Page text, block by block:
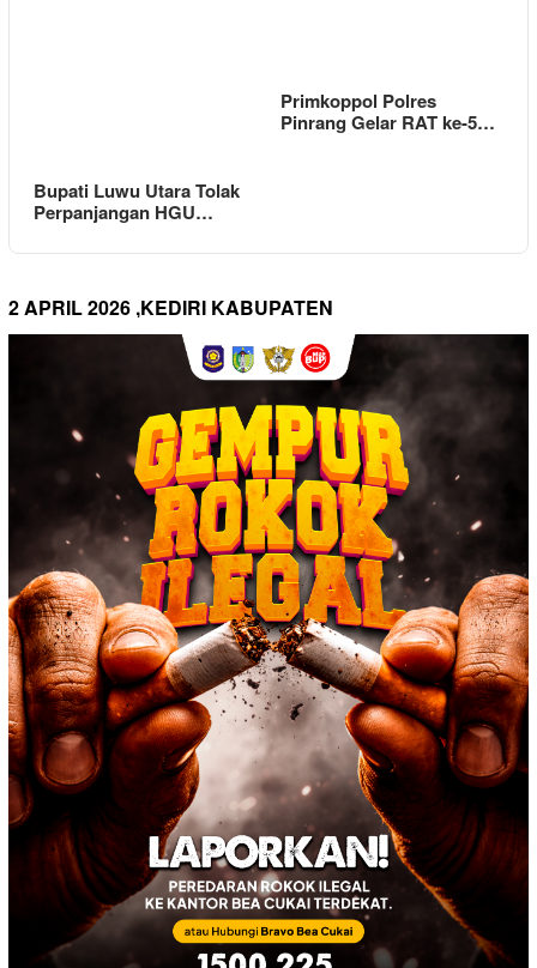
Bupati Luwu Utara Tolak
Perpanjangan HGU…
Primkoppol Polres
Pinrang Gelar RAT ke-5…
2 APRIL 2026 ,KEDIRI KABUPATEN